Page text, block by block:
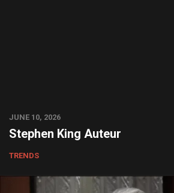
JUNE 10, 2026
Stephen King Auteur
TRENDS